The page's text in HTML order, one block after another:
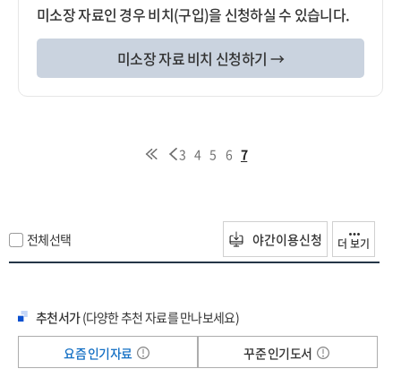
미소장 자료인 경우 비치(구입)을 신청하실 수 있습니다.
미소장 자료 비치 신청하기 →
3 4 5 6 7
전체선택 야간이용신청 더 보기
추천서가(다양한 추천 자료를 만나보세요)
요즘 인기자료
꾸준 인기도서